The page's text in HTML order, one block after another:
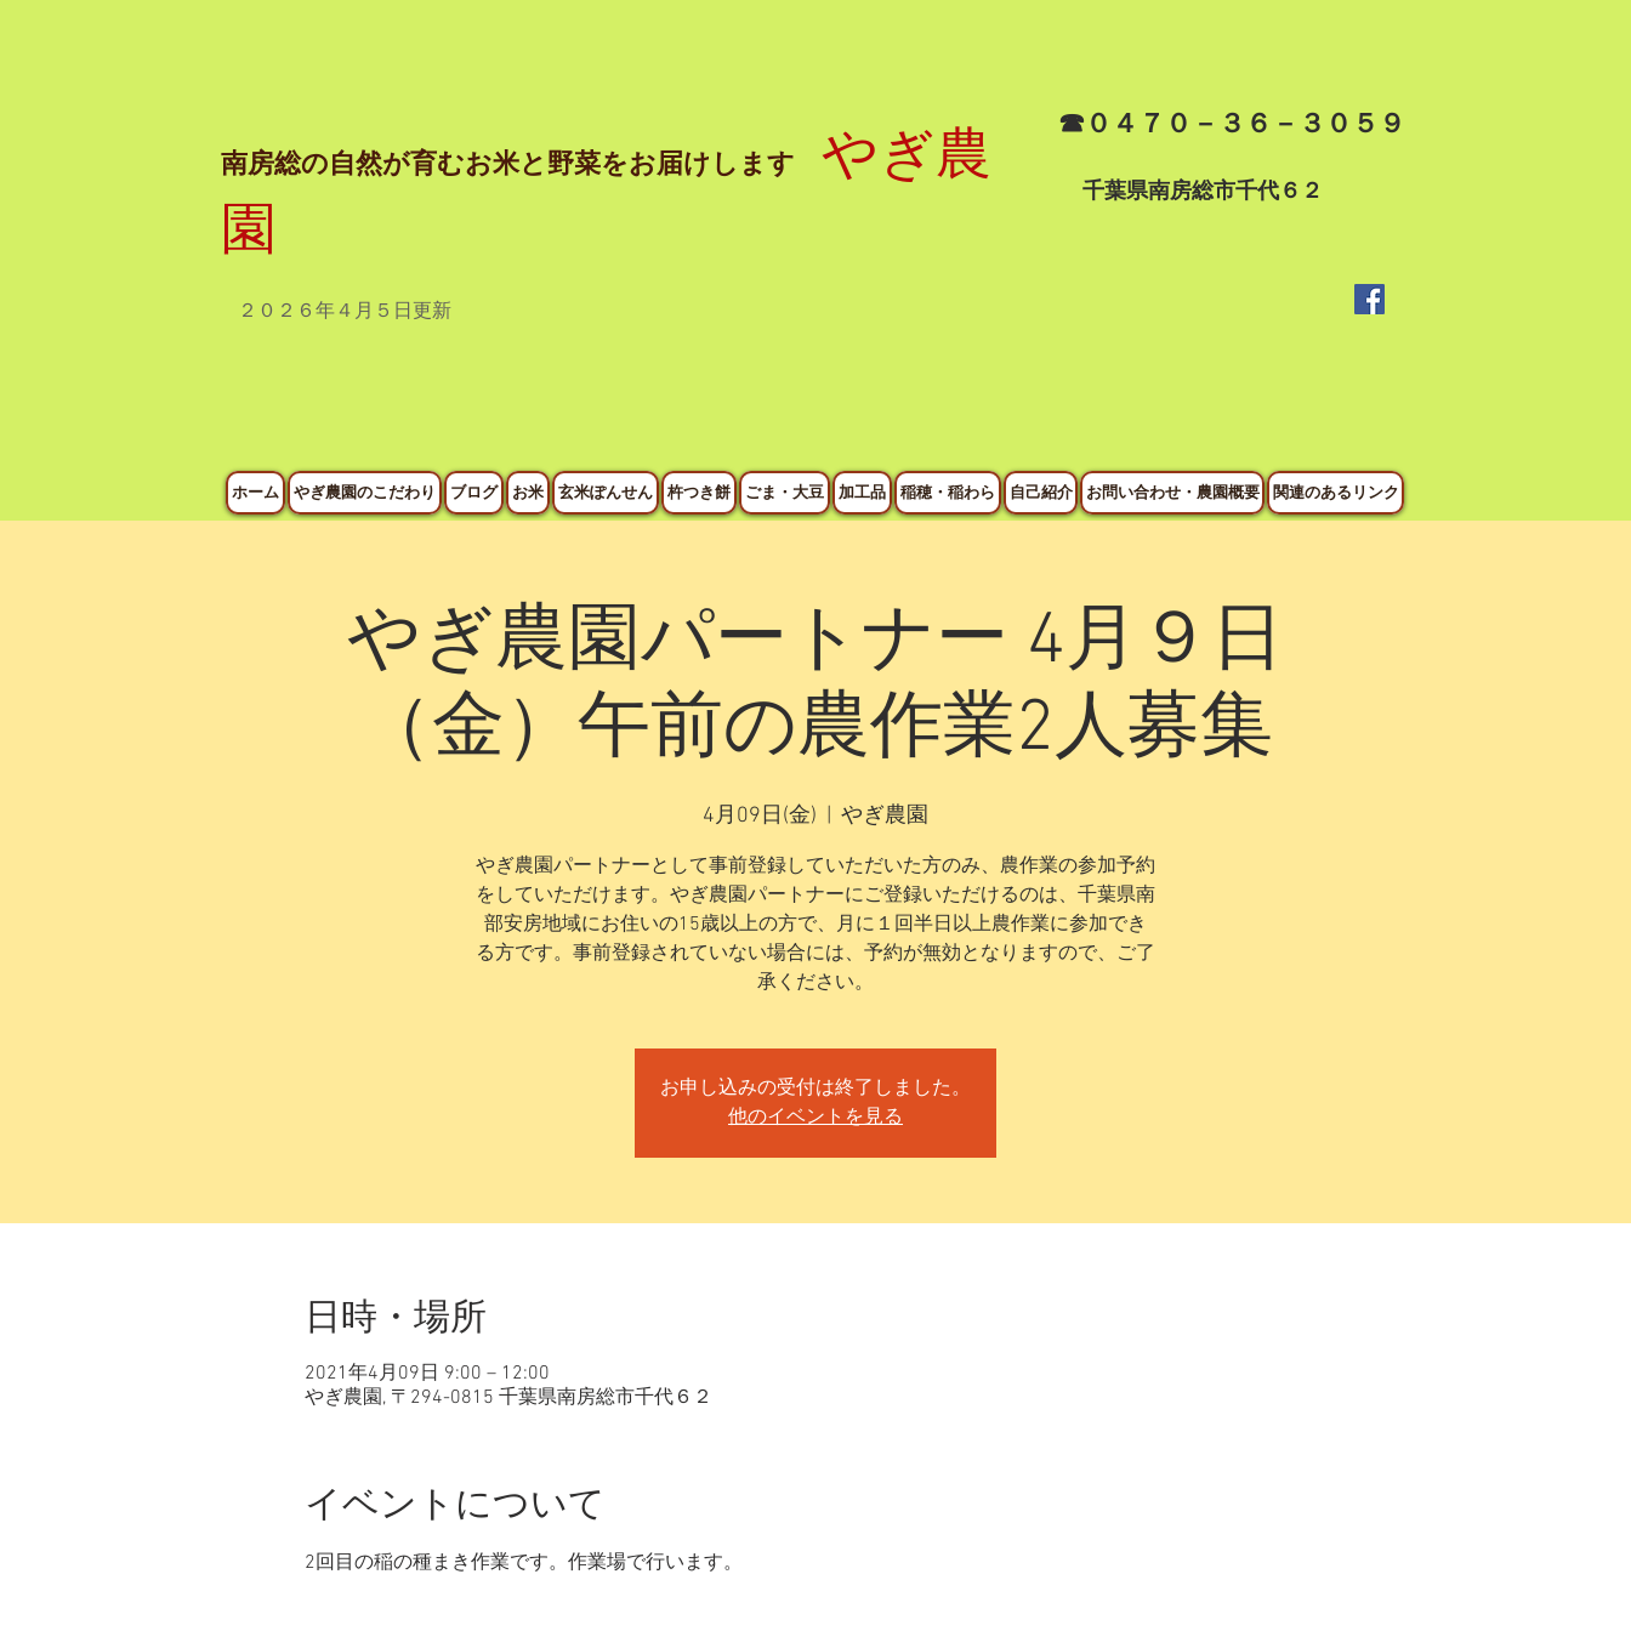
南房総の自然が育むお米と野菜をお届けします やぎ農
園
２０２６年４月５日 更新
☎０４７０－３６－３０５９
千葉県南房総市千代６２
ホーム やぎ農園のこだわり ブログ お米 玄米ぽんせん 杵つき餅 ごま・大豆 加工品 稲穂・稲わら 自己紹介 お問い合わせ・農園概要 関連のあるリンク
やぎ農園パートナー 4月９日
（金）午前の農作業2人募集
4月09日(金) やぎ農園
やぎ農園パートナーとして事前登録していただいた方のみ、農作業の参加予約
をしていただけます。やぎ農園パートナーにご登録いただけるのは、千葉県南
部安房地域にお住いの15歳以上の方で、月に１回半日以上農作業に参加でき
る方です。事前登録されていない場合には、予約が無効となりますので、ご了
承ください。
お申し込みの受付は終了しました。
他のイベントを見る
日時・場所
2021年4月09日 9:00 – 12:00
やぎ農園, 〒294-0815 千葉県南房総市千代６２
イベントについて
2回目の稲の種まき作業です。作業場で行います。